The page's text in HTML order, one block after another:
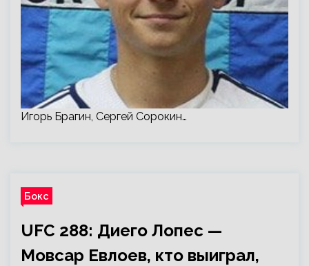
Игорь Брагин, Сергей Сорокин…
Бокс
UFC 288: Диего Лопес —
Мовсар Евлоев, кто выиграл,